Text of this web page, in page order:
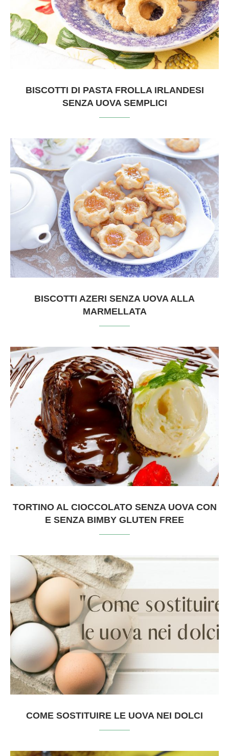
BISCOTTI DI PASTA FROLLA IRLANDESI
SENZA UOVA SEMPLICI
BISCOTTI AZERI SENZA UOVA ALLA
MARMELLATA
TORTINO AL CIOCCOLATO SENZA UOVA CON
E SENZA BIMBY GLUTEN FREE
COME SOSTITUIRE LE UOVA NEI DOLCI